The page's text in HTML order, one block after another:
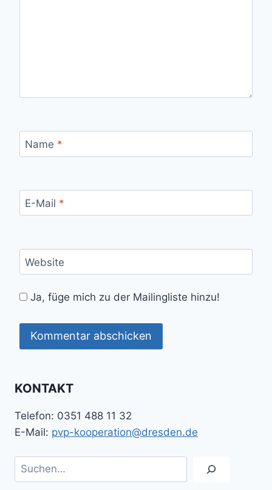
Name *
E-Mail *
Website
Ja, füge mich zu der Mailingliste hinzu!
KONTAKT
Telefon: 0351 488 11 32
E-Mail: pvp-kooperation@dresden.de
Suchen